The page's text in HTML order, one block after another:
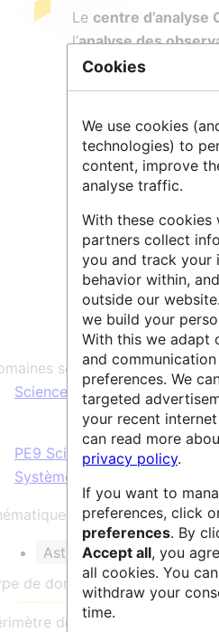
Le centre d’analyse
l’analyse des
d’interférométrie
(VLBI) pour la
paramètres
repères de
Cette activité
dans le cadre du
basé à la NASA. Le
doublé d’un centre
rassemblant
VLBI.
scientifiques :
Sciences & Technologies
PE9 Sciences de l'Univers
Système Terre
et/ou mots clés :
Astronomie et
de données :
de communauté :
Cookies
We use cookies
technologies) to
content, improve
analyse traffic.
With these cookies
partners collect
you and track your
behavior within,
outside our
we build your
With this we adapt
and
preferences. We
targeted
your recent
can read more
privacy policy.
If you want to
preferences, click
preferences. By
Accept all, you
all cookies. You
withdraw your
time.